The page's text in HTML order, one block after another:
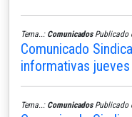
Tema..: ComunicadosPublicado
Comunicado
informativas
Tema..: ComunicadosPublicado